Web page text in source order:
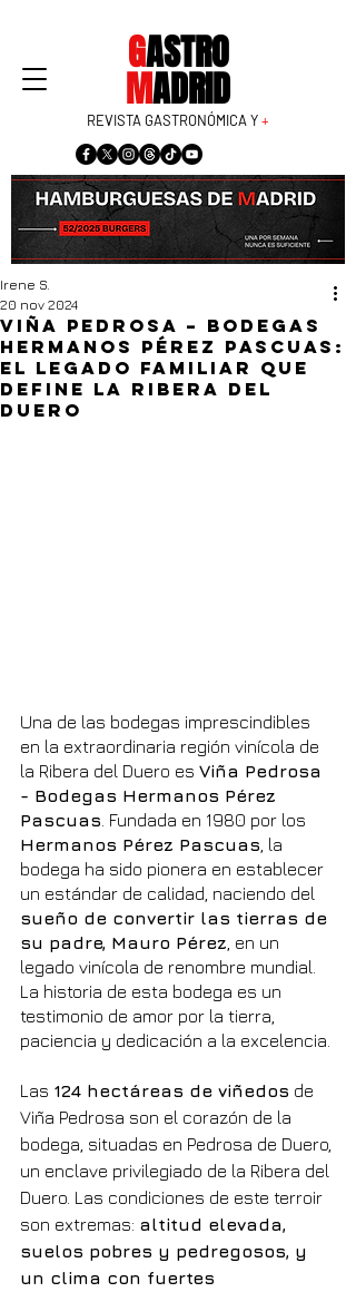
GASTRO
MADRID
REVISTA GASTRONÓMICA Y+
Viña Pedrosa – Bodegas
Hermanos Pérez Pascuas:
el legado familiar que
define la Ribera del
Duero
Irene S.
20 nov 2024
Una de las bodegas imprescindibles
en la extraordinaria región vinícola de
la Ribera del Duero es Viña Pedrosa
- Bodegas Hermanos Pérez
Pascuas . Fundada en 1980 por los
Hermanos Pérez Pascuas , la
bodega ha sido pionera en establecer
un estándar de calidad, naciendo del
sueño de convertir las tierras de
su padre, Mauro Pérez , en un
legado vinícola de renombre mundial.
La historia de esta bodega es un
testimonio de amor por la tierra,
paciencia y dedicación a la excelencia.
Las 124 hectáreas de viñedos de
Viña Pedrosa son el corazón de la
bodega, situadas en Pedrosa de Duero,
un enclave privilegiado de la Ribera del
Duero. Las condiciones de este terroir
son extremas: altitud elevada,
suelos pobres y pedregosos, y
un clima con fuertes